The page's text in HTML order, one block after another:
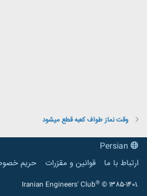
وقت نماز طواف کعبه قطع میشود
ارتباط با ما
قوانین و مقرّرات حریم
Iranian Engineers' Club® © 1385-1401.